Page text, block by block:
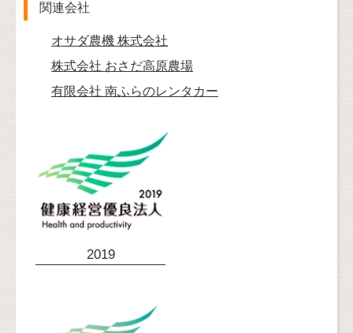
関連会社
オサダ農機 株式会社
株式会社 おさだ高原農場
有限会社 南ふらのレンタカー
2019